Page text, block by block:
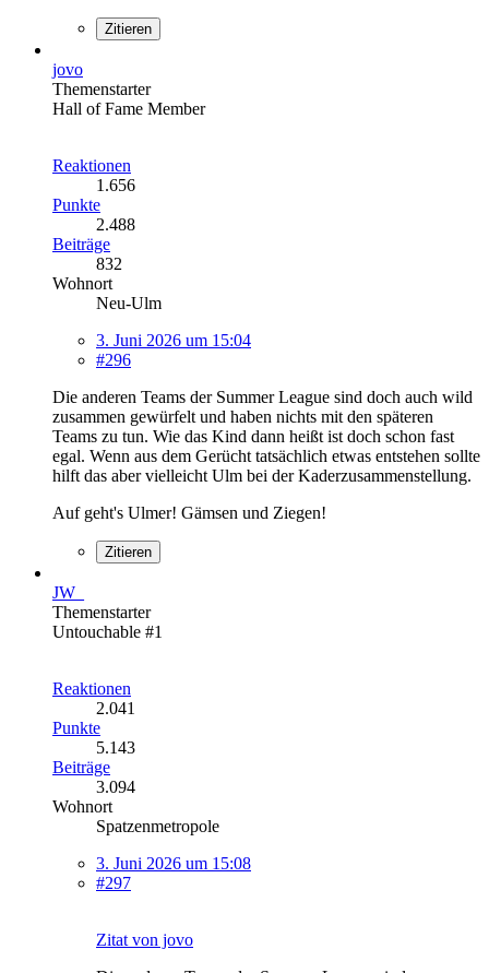
Zitieren
jovo
Themenstarter
Hall of Fame Member
Reaktionen
1.656
Punkte
2.488
Beiträge
832
Wohnort
Neu-Ulm
3. Juni 2026 um 15:04
#296
Die anderen Teams der Summer League sind doch auch wild
zusammen gewürfelt und haben nichts mit den späteren
Teams zu tun. Wie das Kind dann heißt ist doch schon fast
egal. Wenn aus dem Gerücht tatsächlich etwas entstehen sollte
hilft das aber vielleicht Ulm bei der Kaderzusammenstellung.
Auf geht's Ulmer! Gämsen und Ziegen!
Zitieren
JW_
Themenstarter
Untouchable #1
Reaktionen
2.041
Punkte
5.143
Beiträge
3.094
Wohnort
Spatzenmetropole
3. Juni 2026 um 15:08
#297
Zitat von jovo